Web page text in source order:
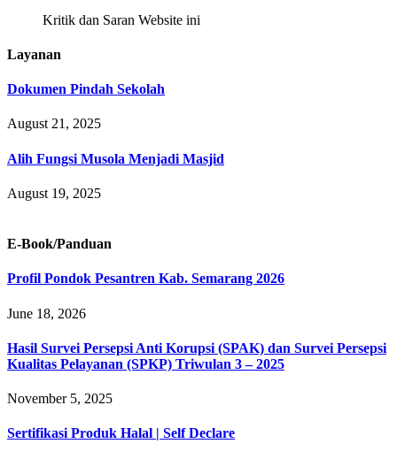
Kritik dan Saran Website ini
Layanan
Dokumen Pindah Sekolah
August 21, 2025
Alih Fungsi Musola Menjadi Masjid
August 19, 2025
E-Book/Panduan
Profil Pondok Pesantren Kab. Semarang 2026
June 18, 2026
Hasil Survei Persepsi Anti Korupsi (SPAK) dan Survei Persepsi
Kualitas Pelayanan (SPKP) Triwulan 3 – 2025
November 5, 2025
Sertifikasi Produk Halal | Self Declare